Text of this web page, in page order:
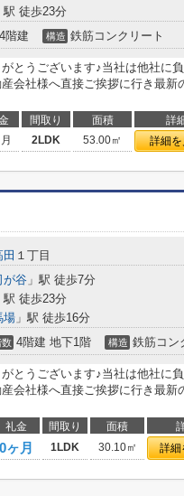
駅 徒歩23分
4階建 構造 鉄筋コンクリート
とうございます♪当社は他社に
会社様へ直接ご挨拶に行き最新
間取り 面積 詳
2LDK 53.00㎡ 詳細
田 １丁目
が谷 」駅 徒歩7分
駅 徒歩23分
場 」駅 徒歩16分
数 4階建 地下1階 構造 鉄筋コン
とうございます♪当社は他社に
会社様へ直接ご挨拶に行き最新
礼金 間取り 面積
0ヶ月 1LDK 30.10㎡ 詳細